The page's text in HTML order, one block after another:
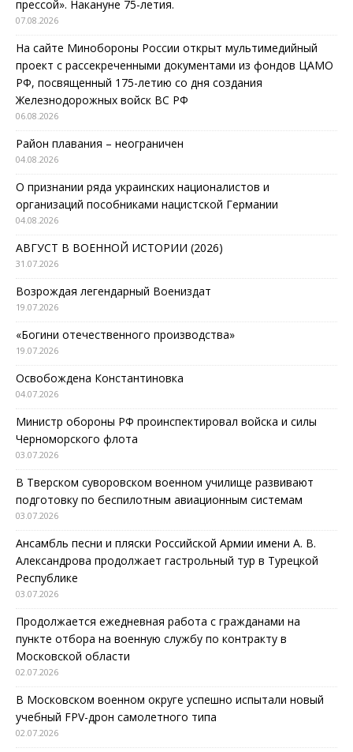
прессой». Накануне 75-летия.
07.08.2026
На сайте Минобороны России открыт мультимедийный
проект с рассекреченными документами из фондов ЦАМО
РФ, посвященный 175-летию со дня создания
Железнодорожных войск ВС РФ
06.08.2026
Район плавания – неограничен
04.08.2026
О признании ряда украинских националистов и
организаций пособниками нацистской Германии
04.08.2026
АВГУСТ В ВОЕННОЙ ИСТОРИИ (2026)
31.07.2026
Возрождая легендарный Воениздат
19.07.2026
«Богини отечественного производства»
19.07.2026
Освобождена Константиновка
04.07.2026
Министр обороны РФ проинспектировал войска и силы
Черноморского флота
03.07.2026
В Тверском суворовском военном училище развивают
подготовку по беспилотным авиационным системам
03.07.2026
Ансамбль песни и пляски Российской Армии имени А. В.
Александрова продолжает гастрольный тур в Турецкой
Республике
03.07.2026
Продолжается ежедневная работа с гражданами на
пункте отбора на военную службу по контракту в
Московской области
02.07.2026
В Московском военном округе успешно испытали новый
учебный FPV-дрон самолетного типа
02.07.2026